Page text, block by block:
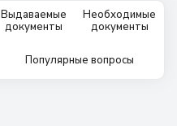
Выдаваемые
документы
Необходимые
документы
Популярные вопросы